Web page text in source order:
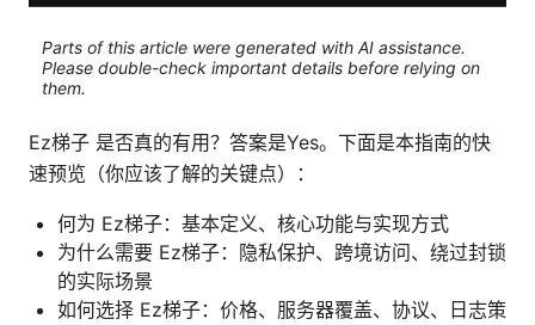
Parts of this article were generated with AI assistance.
Please double-check important details before relying on
them.
Ez梯子 是否真的有用？答案是Yes。下面是本指南的快
速预览（你应该了解的关键点）：
何为 Ez梯子：基本定义、核心功能与实现方式
为什么需要 Ez梯子：隐私保护、跨境访问、绕过封锁
的实际场景
如何选择 Ez梯子：价格、服务器覆盖、协议、日志策